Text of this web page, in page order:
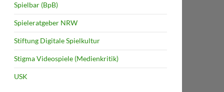
Spielbar (BpB)
Spieleratgeber NRW
Stiftung Digitale Spielkultur
Stigma Videospiele (Medienkritik)
USK